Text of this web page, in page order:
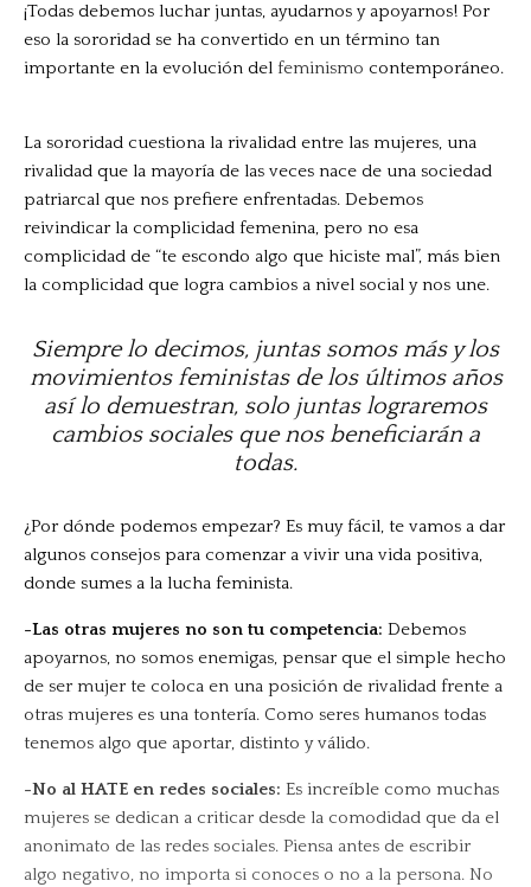
¡Todas debemos luchar juntas, ayudarnos y apoyarnos! Por
eso la sororidad se ha convertido en un término tan
importante en la evolución del feminismo contemporáneo.
La sororidad cuestiona la rivalidad entre las mujeres, una
rivalidad que la mayoría de las veces nace de una sociedad
patriarcal que nos prefiere enfrentadas. Debemos
reivindicar la complicidad femenina, pero no esa
complicidad de “te escondo algo que hiciste mal”, más bien
la complicidad que logra cambios a nivel social y nos une.
Siempre lo decimos, juntas somos más y los
movimientos feministas de los últimos años
así lo demuestran, solo juntas lograremos
cambios sociales que nos beneficiarán a
todas.
¿Por dónde podemos empezar? Es muy fácil, te vamos a dar
algunos consejos para comenzar a vivir una vida positiva,
donde sumes a la lucha feminista.
-Las otras mujeres no son tu competencia: Debemos
apoyarnos, no somos enemigas, pensar que el simple hecho
de ser mujer te coloca en una posición de rivalidad frente a
otras mujeres es una tontería. Como seres humanos todas
tenemos algo que aportar, distinto y válido.
-No al HATE en redes sociales: Es increíble como muchas
mujeres se dedican a criticar desde la comodidad que da el
anonimato de las redes sociales. Piensa antes de escribir
algo negativo, no importa si conoces o no a la persona. No